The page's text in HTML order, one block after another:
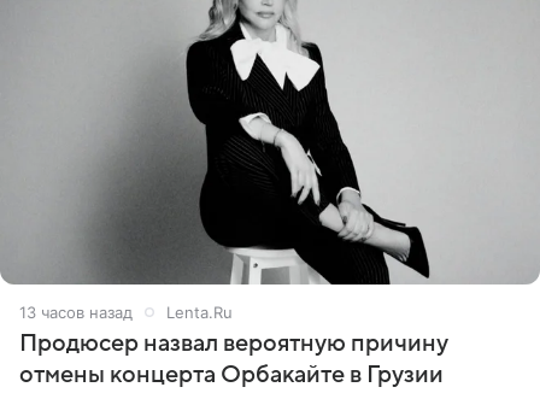
13 часов назад Lenta.Ru
Продюсер назвал вероятную причину
отмены концерта Орбакайте в Грузии